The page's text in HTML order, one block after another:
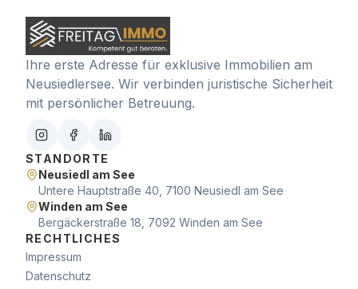
Ihre erste Adresse für exklusive Immobilien am
Neusiedlersee. Wir verbinden juristische Sicherheit
mit persönlicher Betreuung.
STANDORTE
Neusiedl am See
Untere Hauptstraße 40, 7100 Neusiedl am See
Winden am See
Bergäckerstraße 18, 7092 Winden am See
RECHTLICHES
Impressum
Datenschutz